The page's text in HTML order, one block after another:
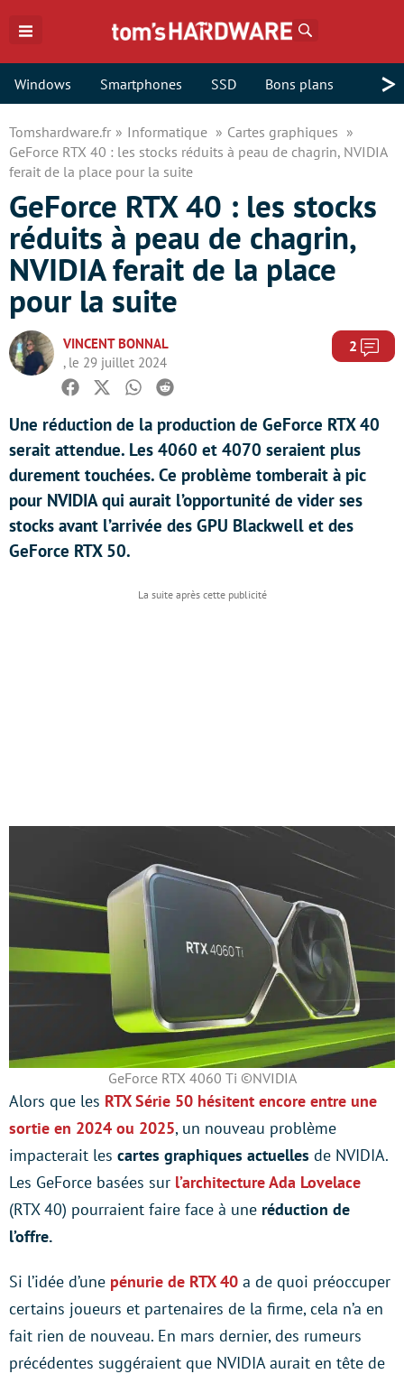
Windows Smartphones SSD Bons plans >
Tomshardware.fr Informatique
Cartes graphiques
GeForce RTX 40 : les stocks réduits à peau de chagrin, NVIDIA
ferait de la place pour la suite
GeForce RTX 40 : les stocks
réduits à peau de chagrin,
NVIDIA ferait de la place
pour la suite
VINCENT BONNAL
, le 29 juillet 2024
2
Facebook
TwitterWhatsapp
Reddit
Une réduction de la production de GeForce RTX 40
serait attendue. Les 4060 et 4070 seraient plus
durement touchées. Ce problème tomberait à pic
pour NVIDIA qui aurait l’opportunité de vider ses
stocks avant l’arrivée des GPU Blackwell et des
GeForce RTX 50.
GeForce RTX 4060 Ti ©NVIDIA
Alors que les RTX Série 50 hésitent encore entre une
sortie en 2024 ou 2025, un nouveau problème
impacterait les cartes graphiques actuelles de NVIDIA.
Les GeForce basées sur l’architecture Ada Lovelace
(RTX 40) pourraient faire face à une réduction de
l’offre.
Si l’idée d’une pénurie de RTX 40 a de quoi préoccuper
certains joueurs et partenaires de la firme, cela n’a en
fait rien de nouveau. En mars dernier, des rumeurs
précédentes suggéraient que NVIDIA aurait en tête de